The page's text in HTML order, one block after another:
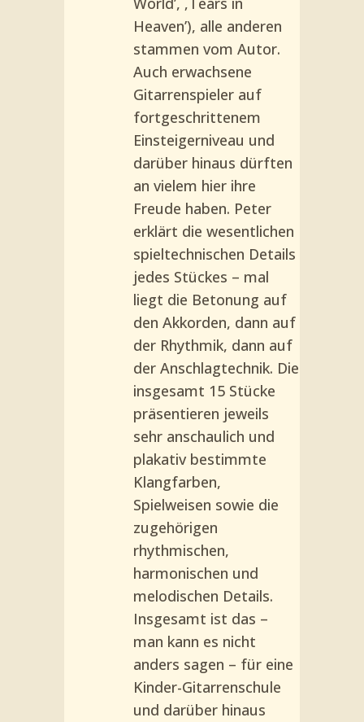
Heaven’), alle anderen
stammen vom Autor.
Auch erwachsene
Gitarrenspieler auf
fortgeschrittenem
Einsteigerniveau und
darüber hinaus dürften
an vielem hier ihre
Freude haben. Peter
erklärt die wesentlichen
spieltechnischen Details
jedes Stückes – mal
liegt die Betonung auf
den Akkorden, dann auf
der Rhythmik, dann auf
der Anschlagtechnik. Die
insgesamt 15 Stücke
präsentieren jeweils
sehr anschaulich und
plakativ bestimmte
Klangfarben,
Spielweisen sowie die
zugehörigen
rhythmischen,
harmonischen und
melodischen Details.
Insgesamt ist das –
man kann es nicht
anders sagen – für eine
Kinder-Gitarrenschule
und darüber hinaus